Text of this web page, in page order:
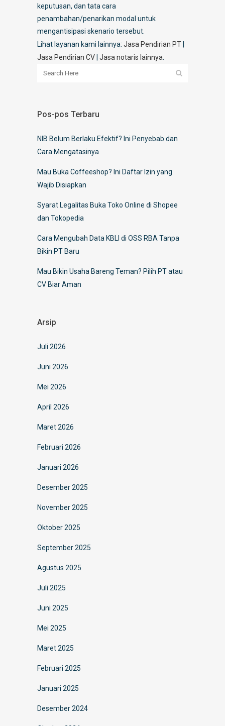
keputusan, dan tata cara
penambahan/penarikan modal untuk
mengantisipasi skenario tersebut.
Lihat layanan kami lainnya: Jasa Pendirian PT
Jasa Pendirian CV Jasa notaris lainnya.
Pos-pos Terbaru
NIB Belum Berlaku Efektif? Ini Penyebab dan
Cara Mengatasinya
Mau Buka Coffeeshop? Ini Daftar Izin yang
Wajib Disiapkan
Syarat Legalitas Buka Toko Online di Shopee
dan Tokopedia
Cara Mengubah Data KBLI di OSS RBA Tanpa
Bikin PT Baru
Mau Bikin Usaha Bareng Teman? Pilih PT atau
CV Biar Aman
Arsip
Juli 2026
Juni 2026
Mei 2026
April 2026
Maret 2026
Februari 2026
Januari 2026
Desember 2025
November 2025
Oktober 2025
September 2025
Agustus 2025
Juli 2025
Juni 2025
Mei 2025
Maret 2025
Februari 2025
Januari 2025
Desember 2024